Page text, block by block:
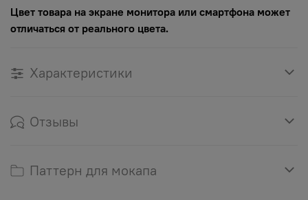
Цвет товара на экране монитора или смартфона может
отличаться от реального цвета.
Характеристики
Отзывы
Паттерн для мокапа